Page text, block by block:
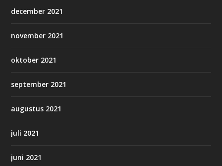
december 2021
november 2021
oktober 2021
september 2021
augustus 2021
juli 2021
juni 2021